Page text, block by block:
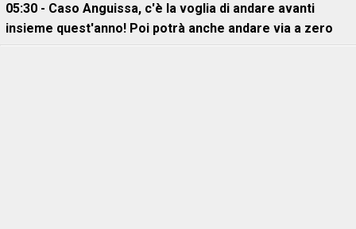
05:30 - Caso Anguissa, c'è la voglia di andare avanti
insieme quest'anno! Poi potrà anche andare via a zero